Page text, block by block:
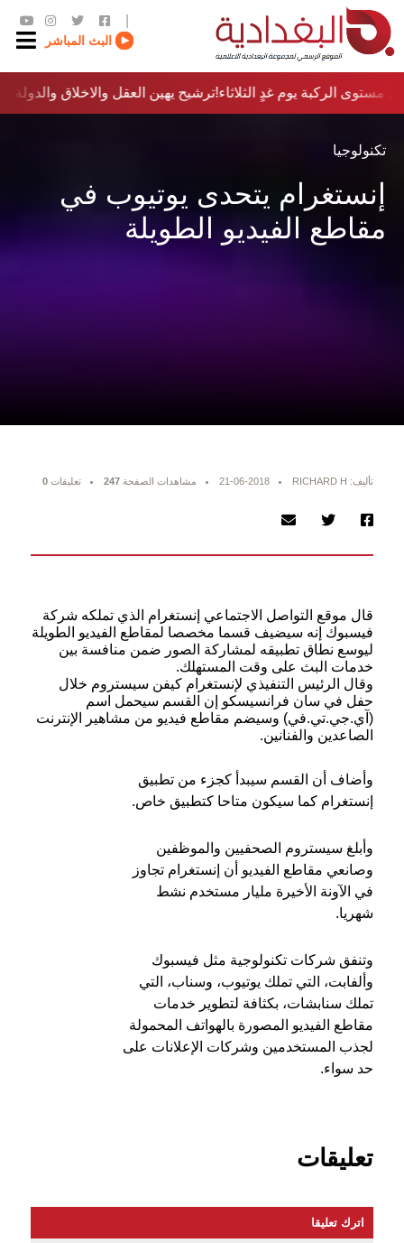
البث المباشر
ترشيح يهين العقل والاخلاق والدولة…؟!مستوى الركبة يوم غدٍ الثلاثاء
تكنولوجيا
إنستغرام يتحدى يوتيوب في
مقاطع الفيديو الطويلة
تأليف: RICHARD H 21-06-2018 مشاهدات الصفحة 247 تعليقات 0
قال موقع التواصل الاجتماعي إنستغرام الذي تملكه شركة
فيسبوك إنه سيضيف قسما مخصصا لمقاطع الفيديو الطويلة
ليوسع نطاق تطبيقه لمشاركة الصور ضمن منافسة بين
خدمات البث على وقت المستهلك.
وقال الرئيس التنفيذي لإنستغرام كيفن سيستروم خلال
حفل في سان فرانسيسكو إن القسم سيحمل اسم
(آي.جي.تي.في) وسيضم مقاطع فيديو من مشاهير الإنترنت
الصاعدين والفنانين.
وأضاف أن القسم سيبدأ كجزء من تطبيق
إنستغرام كما سيكون متاحا كتطبيق خاص.
وأبلغ سيستروم الصحفيين والموظفين
وصانعي مقاطع الفيديو أن إنستغرام تجاوز
في الآونة الأخيرة مليار مستخدم نشط
شهريا.
وتنفق شركات تكنولوجية مثل فيسبوك
وألفابت، التي تملك يوتيوب، وسناب، التي
تملك سنابشات، بكثافة لتطوير خدمات
مقاطع الفيديو المصورة بالهواتف المحمولة
لجذب المستخدمين وشركات الإعلانات على
حد سواء.
تعليقات
اترك تعليقا